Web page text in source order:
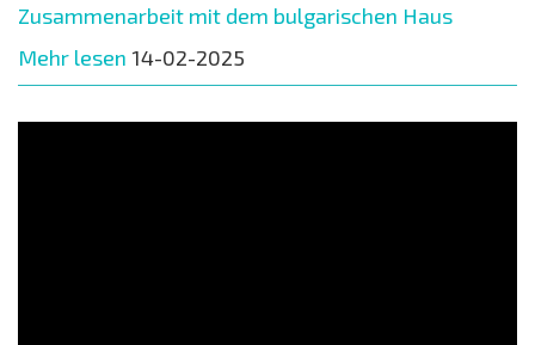
Zusammenarbeit mit dem bulgarischen Haus
Mehr lesen 14-02-2025